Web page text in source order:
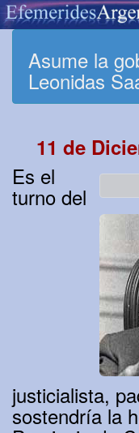
Asume la
Leonidas
11 de
Es el
turno del
justicialista,
sostendría la